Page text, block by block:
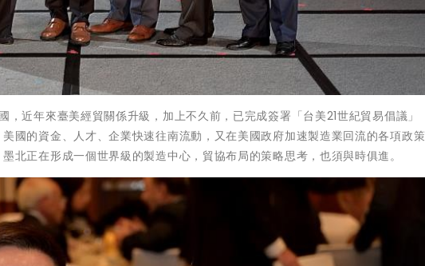
近年來臺美經貿關係升級，加上不久前，已完成簽署「台美21世紀貿易倡議」
國的資金、人才、企業快速往南流動，又在美國政府加速製造業回流的各項政策
北正在形成一個世界級的製造中心，貿協布局的策略思考，也須與時俱進。